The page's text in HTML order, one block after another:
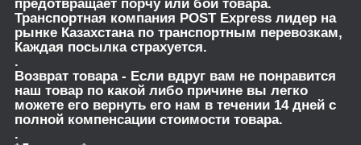
предотвращает порчу или бой товара.
Транспортная компания POST Express лидер на
рынке Казахстана по транспортным перевозкам,
Каждая посылка страхуется.
.
Возврат товара- Если вдруг вам не понравится
наш товар по какой либо причине вы легко
можете его вернуть его нам в течении 14 дней с
полной компенсации стоимости товара.
.